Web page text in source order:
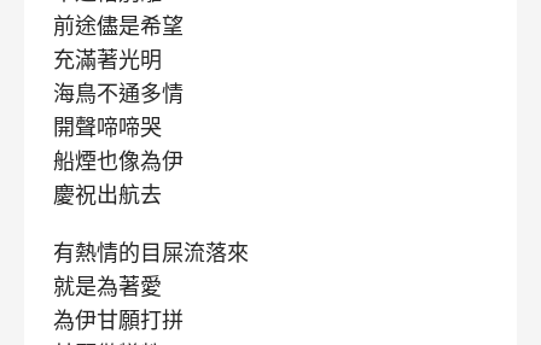
前途儘是希望
充滿著光明
海鳥不通多情
開聲啼啼哭
船煙也像為伊
慶祝出航去
有熱情的目屎流落來
就是為著愛
為伊甘願打拼